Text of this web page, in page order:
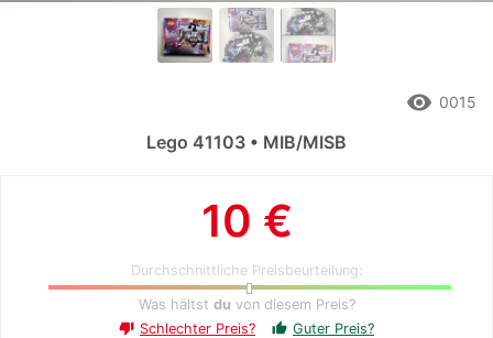
10 €
Durchschnittliche Preisbeurteilung:
Was hältst du von diesem Preis?
thumb_down Schlechter Preis? thumb_up Guter Preis?
remove_red_eye 0015
Lego 41103 • MIB/MISB